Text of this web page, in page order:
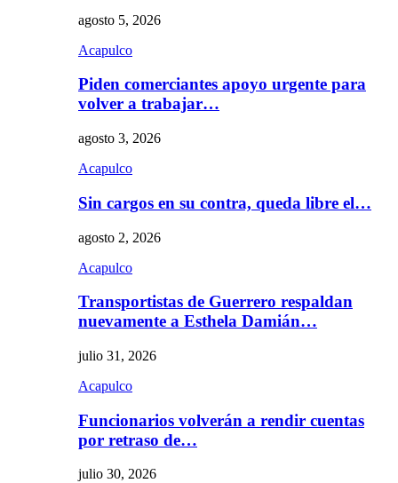
agosto 5, 2026
Acapulco
Piden comerciantes apoyo urgente para
volver a trabajar…
agosto 3, 2026
Acapulco
Sin cargos en su contra, queda libre el…
agosto 2, 2026
Acapulco
Transportistas de Guerrero respaldan
nuevamente a Esthela Damián…
julio 31, 2026
Acapulco
Funcionarios volverán a rendir cuentas
por retraso de…
julio 30, 2026